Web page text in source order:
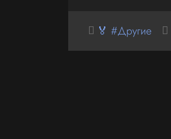
🏅 #Другие